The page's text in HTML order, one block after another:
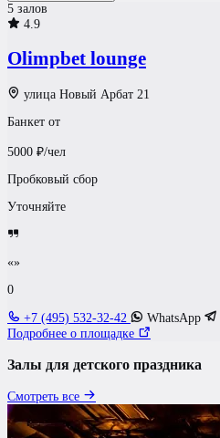
5 залов
4.9
Olimpbet lounge
улица Новый Арбат 21
Банкет от
5000 ₽/чел
Пробковый сбор
Уточняйте
«»
0
+7 (495) 532-32-42 WhatsApp
Подробнее о площадке
Залы для детского праздника
Смотреть все